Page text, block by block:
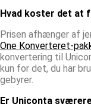
Hvad koster det at
Prisen afhænger af
One Konverteret-
konvertering til
kun for det, du har
gebyrer.
Er Uniconta